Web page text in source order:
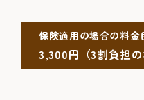
保険適用の場合の料金
3,300円（3割負担の